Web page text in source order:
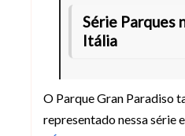
Série Parques
Itália
O Parque Gran Paradiso
representado nessa série